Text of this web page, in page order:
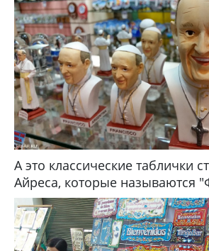
А это классические таблички
Айреса, которые называются